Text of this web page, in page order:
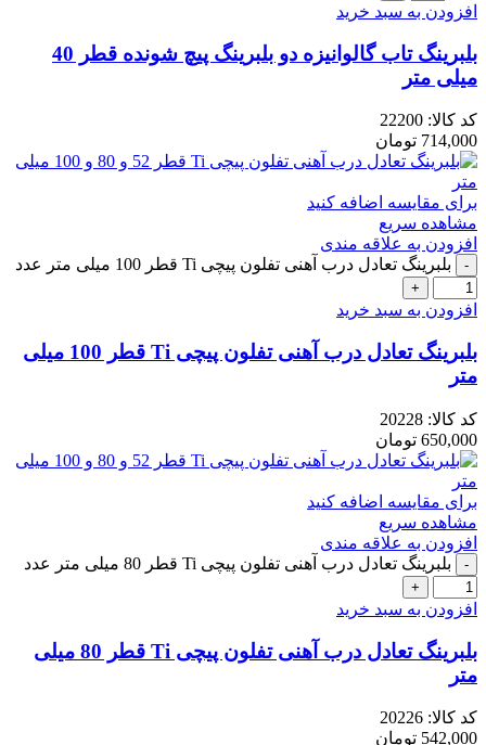
افزودن به سبد خرید
بلبرینگ تاب گالوانیزه دو بلبرینگ پیچ شونده قطر 40
میلی متر
کد کالا: 22200
714,000 تومان
برای مقایسه اضافه کنید
مشاهده سریع
افزودن به علاقه مندی
بلبرینگ تعادل درب آهنی تفلون پیچی Ti قطر 100 میلی متر عدد
افزودن به سبد خرید
بلبرینگ تعادل درب آهنی تفلون پیچی Ti قطر 100 میلی
متر
کد کالا: 20228
650,000 تومان
برای مقایسه اضافه کنید
مشاهده سریع
افزودن به علاقه مندی
بلبرینگ تعادل درب آهنی تفلون پیچی Ti قطر 80 میلی متر عدد
افزودن به سبد خرید
بلبرینگ تعادل درب آهنی تفلون پیچی Ti قطر 80 میلی
متر
کد کالا: 20226
542,000 تومان